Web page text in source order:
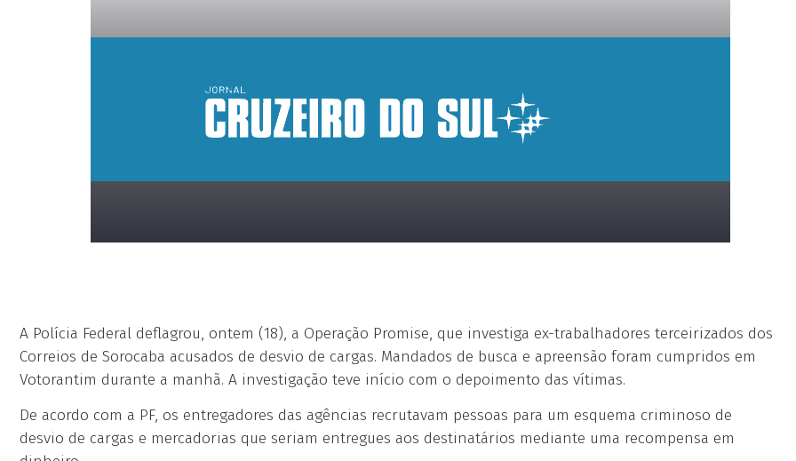
A Polícia Federal deflagrou, ontem (18), a Operação Promise, que investiga ex-trabalhadores terceirizados dos
Correios de Sorocaba acusados de desvio de cargas. Mandados de busca e apreensão foram cumpridos em
Votorantim durante a manhã. A investigação teve início com o depoimento das vítimas.
De acordo com a PF, os entregadores das agências recrutavam pessoas para um esquema criminoso de
desvio de cargas e mercadorias que seriam entregues aos destinatários mediante uma recompensa em